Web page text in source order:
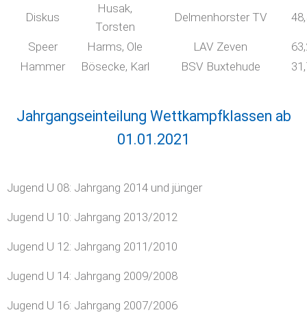
Diskus
Husak,
Torsten
Delmenhorster TV
Speer Harms, Ole LAV Zeven
Hammer
Bösecke, Karl BSV Buxtehude
Jahrgangseinteilung Wettkampfklassen ab
01.01.2021
Jugend U 08: Jahrgang 2014 und jünger
Jugend U 10: Jahrgang 2013/2012
Jugend U 12: Jahrgang 2011/2010
Jugend U 14: Jahrgang 2009/2008
Jugend U 16: Jahrgang 2007/2006